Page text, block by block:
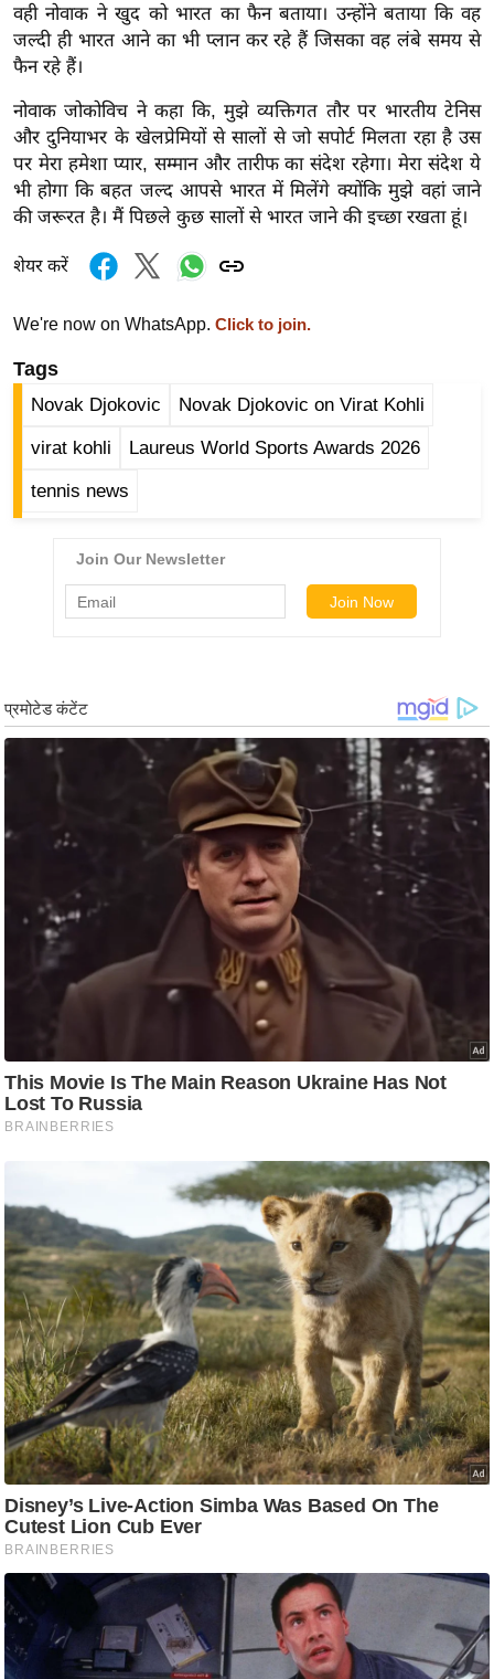
बे
सा
ल
श
ख्सि
त
ग
डि
या
सा
त्य
र्ल्ड
न्यू
रं
त
बॉ
ली
हॉ
ली
वु
ड
फि
ल्म
स
मी
क्षा
B
r
e
a
n
वही नोवाक ने खुद को भारत का फैन बताया। उन्होंने बताया कि वह
जल्दी ही भारत आने का भी प्लान कर रहे हैं जिसका वह लंबे समय से
फैन रहे हैं।
नोवाक जोकोविच ने कहा कि, मुझे व्यक्तिगत तौर पर भारतीय टेनिस
और दुनियाभर के खेलप्रेमियों से सालों से जो सपोर्ट मिलता रहा है उस
पर मेरा हमेशा प्यार, सम्मान और तारीफ का संदेश रहेगा। मेरा संदेश ये
भी होगा कि बहत जल्द आपसे भारत में मिलेंगे क्योंकि मुझे वहां जाने
की जरूरत है। मैं पिछले कुछ सालों से भारत जाने की इच्छा रखता हूं।
शेयर करें
We're now on WhatsApp. Click to join.
Tags
Novak Djokovic Novak Djokovic on Virat Kohli
virat kohli Laureus World Sports Awards 2026
tennis news